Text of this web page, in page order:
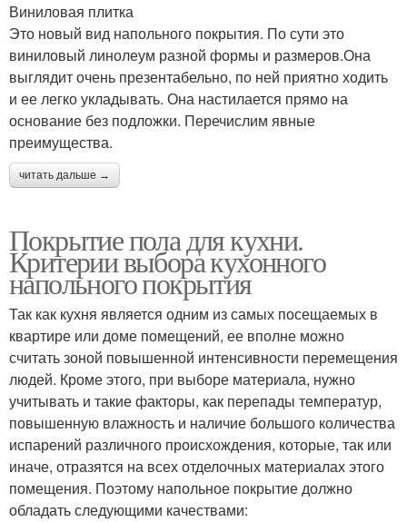
Виниловая плитка
Это новый вид напольного покрытия. По сути это
виниловый линолеум разной формы и размеров.Она
выглядит очень презентабельно, по ней приятно ходить
и ее легко укладывать. Она настилается прямо на
основание без подложки. Перечислим явные
преимущества.
читать дальше →
Покрытие пола для кухни.
Критерии выбора кухонного
напольного покрытия
Так как кухня является одним из самых посещаемых в
квартире или доме помещений, ее вполне можно
считать зоной повышенной интенсивности перемещения
людей. Кроме этого, при выборе материала, нужно
учитывать и такие факторы, как перепады температур,
повышенную влажность и наличие большого количества
испарений различного происхождения, которые, так или
иначе, отразятся на всех отделочных материалах этого
помещения. Поэтому напольное покрытие должно
обладать следующими качествами: